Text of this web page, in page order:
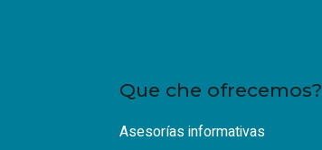
Que che ofrecemos?
Asesorías informativas